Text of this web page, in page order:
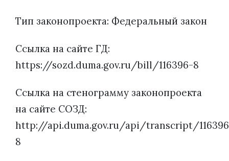
Тип законопроекта: Федеральный закон
Ссылка на сайте ГД:
https://sozd.duma.gov.ru/bill/116396-8
Ссылка на стенограмму законопроекта
на сайте СОЗД:
http://api.duma.gov.ru/api/transcript/
8